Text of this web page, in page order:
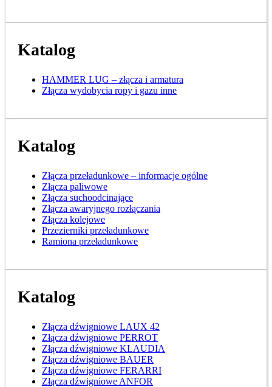
Katalog
HAMMER LUG – złącza i armatura
Złącza wydobycia ropy i gazu inne
Katalog
Złącza przeładunkowe – informacje ogólne
Złącza paliwowe
Złącza suchoodcinające
Złącza awaryjnego rozłączania
Złącza kolejowe
Przezierniki przeładunkowe
Ramiona przeładunkowe
Katalog
Złącza dźwigniowe LAUX 42
Złącza dźwigniowe PERROT
Złącza dźwigniowe KLAUDIA
Złącza dźwigniowe BAUER
Złącza dźwigniowe FERARRI
Złącza dźwigniowe ANFOR